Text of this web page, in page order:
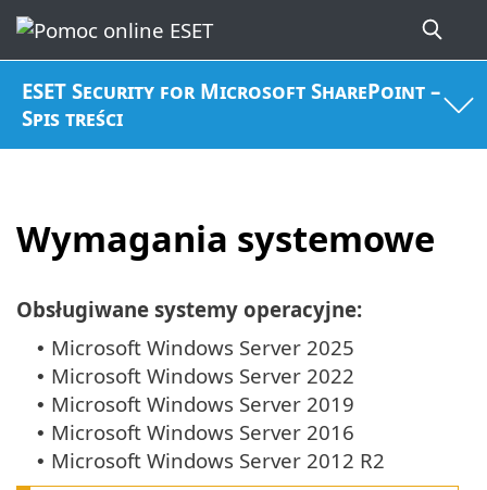
ESET Security for Microsoft SharePoint –
Spis treści
Wymagania systemowe
Obsługiwane systemy operacyjne:
• Microsoft Windows Server 2025
• Microsoft Windows Server 2022
• Microsoft Windows Server 2019
• Microsoft Windows Server 2016
• Microsoft Windows Server 2012 R2